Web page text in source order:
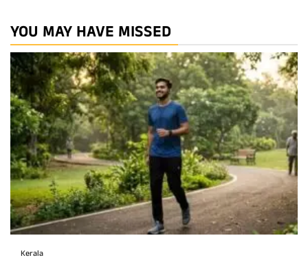
YOU MAY HAVE MISSED
Kerala